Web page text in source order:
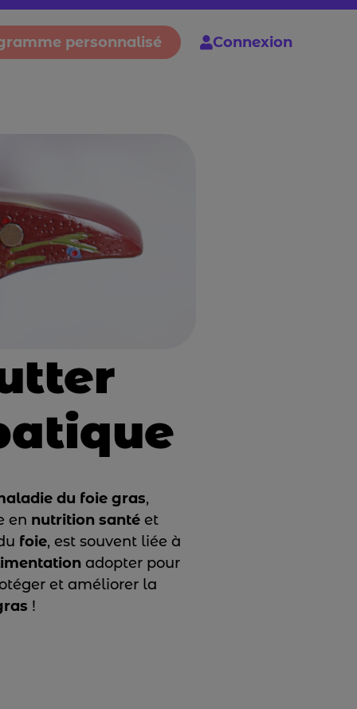
personnalisé Connexion
du foie gras,
en nutrition santé et
foie, est souvent liée à
adopter pour
et améliorer la
!